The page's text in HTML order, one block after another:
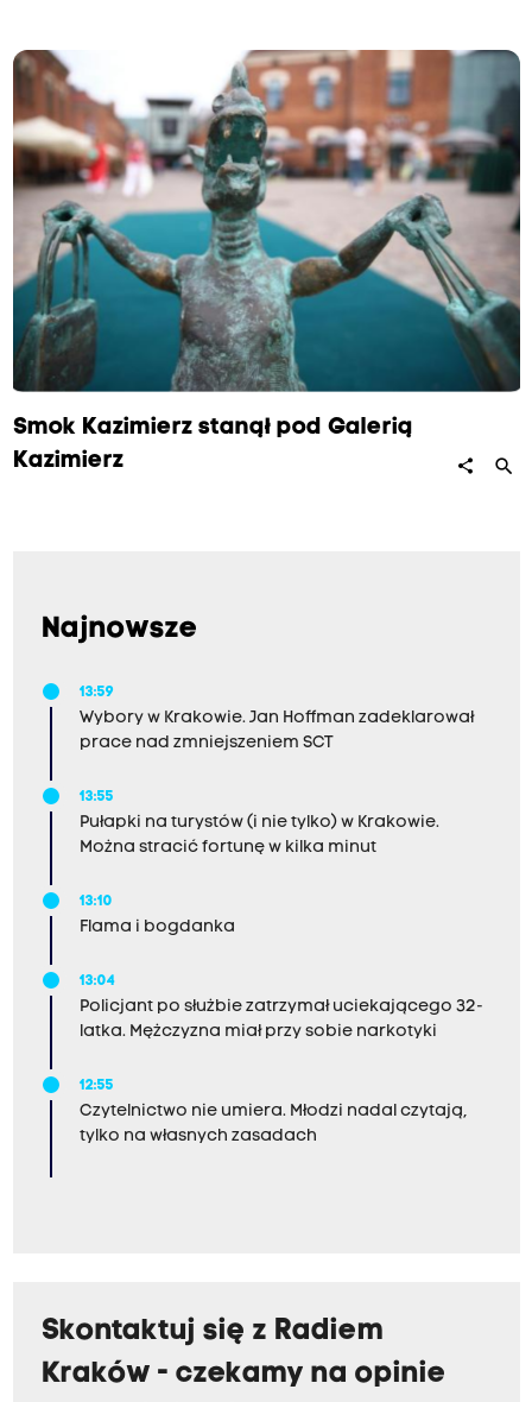
Smok Kazimierz stanął pod Galerią
Kazimierz
share search
Najnowsze
13:59
Wybory w Krakowie. Jan Hoffman zadeklarował
prace nad zmniejszeniem SCT
13:55
Pułapki na turystów (i nie tylko) w Krakowie.
Można stracić fortunę w kilka minut
13:10
Flama i bogdanka
13:04
Policjant po służbie zatrzymał uciekającego 32-
latka. Mężczyzna miał przy sobie narkotyki
12:55
Czytelnictwo nie umiera. Młodzi nadal czytają,
tylko na własnych zasadach
Skontaktuj się z Radiem
Kraków - czekamy na opinie